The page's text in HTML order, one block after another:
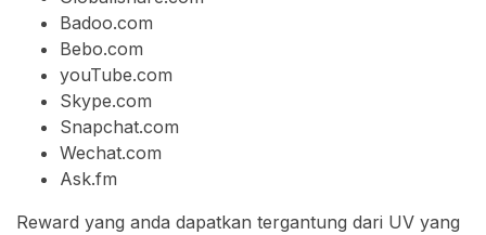
Badoo.com
Bebo.com
youTube.com
Skype.com
Snapchat.com
Wechat.com
Ask.fm
Reward yang anda dapatkan tergantung dari UV yang